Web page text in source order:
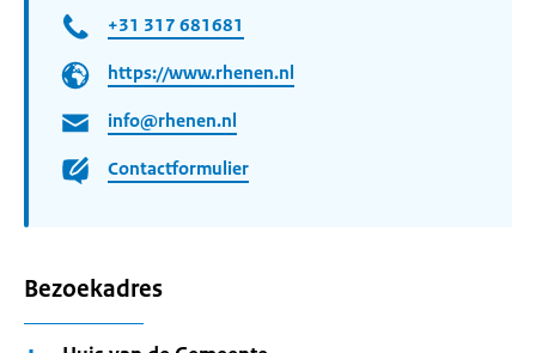
+31 317 681681
https://www.rhenen.nl
info@rhenen.nl
Contactformulier
Bezoekadres